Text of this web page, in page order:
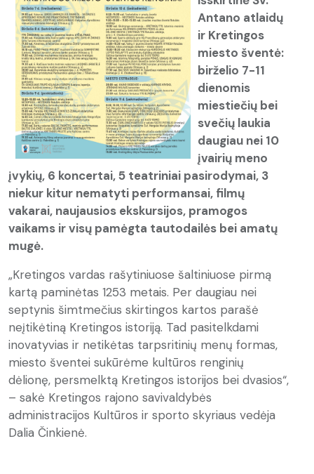
Antano atlaidų
ir Kretingos
miesto šventė:
birželio 7-11
dienomis
miestiečių bei
svečių laukia
daugiau nei 10
įvairių meno
įvykių, 6 koncertai, 5 teatriniai pasirodymai, 3
niekur kitur nematyti performansai, filmų
vakarai, naujausios ekskursijos, pramogos
vaikams ir visų pamėgta tautodailės bei amatų
mugė.
„Kretingos vardas rašytiniuose šaltiniuose pirmą
kartą paminėtas 1253 metais. Per daugiau nei
septynis šimtmečius skirtingos kartos parašė
neįtikėtiną Kretingos istoriją. Tad pasitelkdami
inovatyvias ir netikėtas tarpsritinių menų formas,
miesto šventei sukūrėme kultūros renginių
dėlionę, persmelktą Kretingos istorijos bei dvasios“,
– sakė Kretingos rajono savivaldybės
administracijos Kultūros ir sporto skyriaus vedėja
Dalia Činkienė.